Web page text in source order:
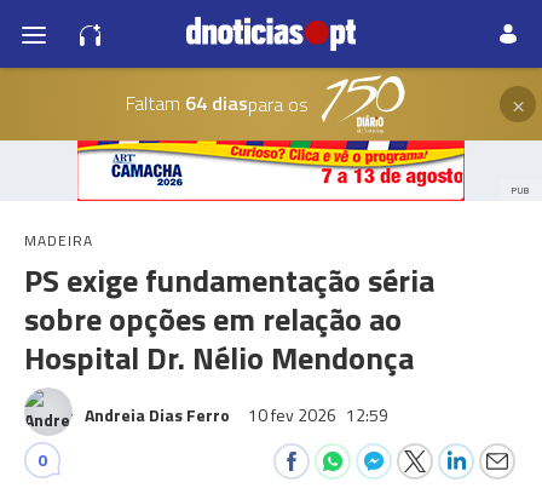
Faltam 64 diaspara os ×
PUB
MADEIRA
PS exige fundamentação séria
sobre opções em relação ao
Hospital Dr. Nélio Mendonça
Andreia Dias Ferro 10 fev 2026 12:59
0